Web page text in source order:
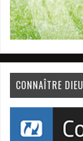
CONNAÎTRE DIEU